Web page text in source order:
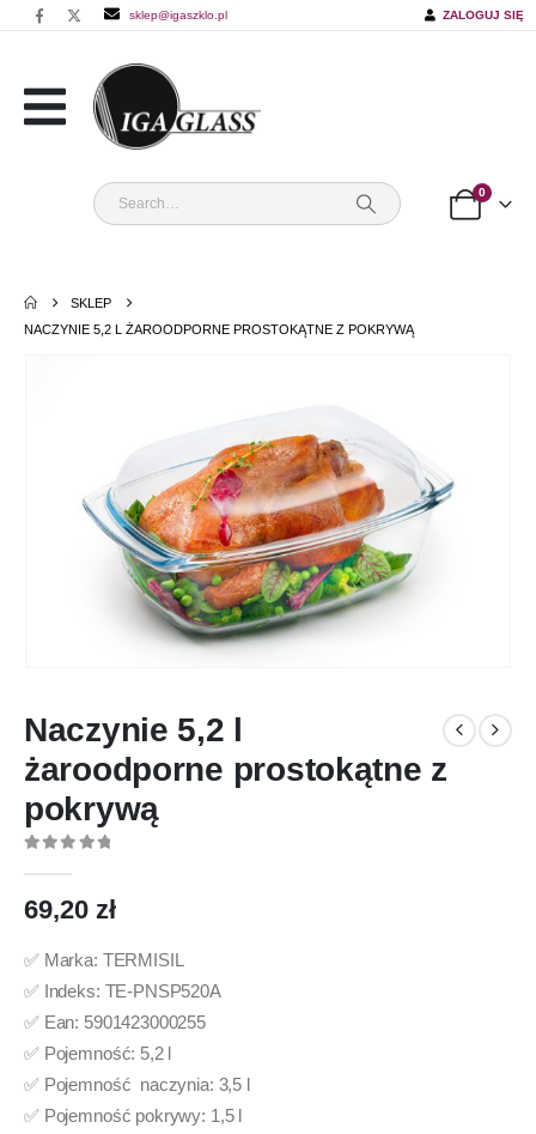
sklep@igaszklo.pl ZALOGUJ SIĘ
0
SKLEP
NACZYNIE 5,2 L ŻAROODPORNE PROSTOKĄTNE Z POKRYWĄ
Naczynie 5,2 l
żaroodporne prostokątne z
pokrywą
69,20 zł
✅ Marka: TERMISIL
✅ Indeks: TE-PNSP520A
✅ Ean: 5901423000255
✅ Pojemność: 5,2 l
✅ Pojemność naczynia: 3,5 l
✅ Pojemność pokrywy: 1,5 l